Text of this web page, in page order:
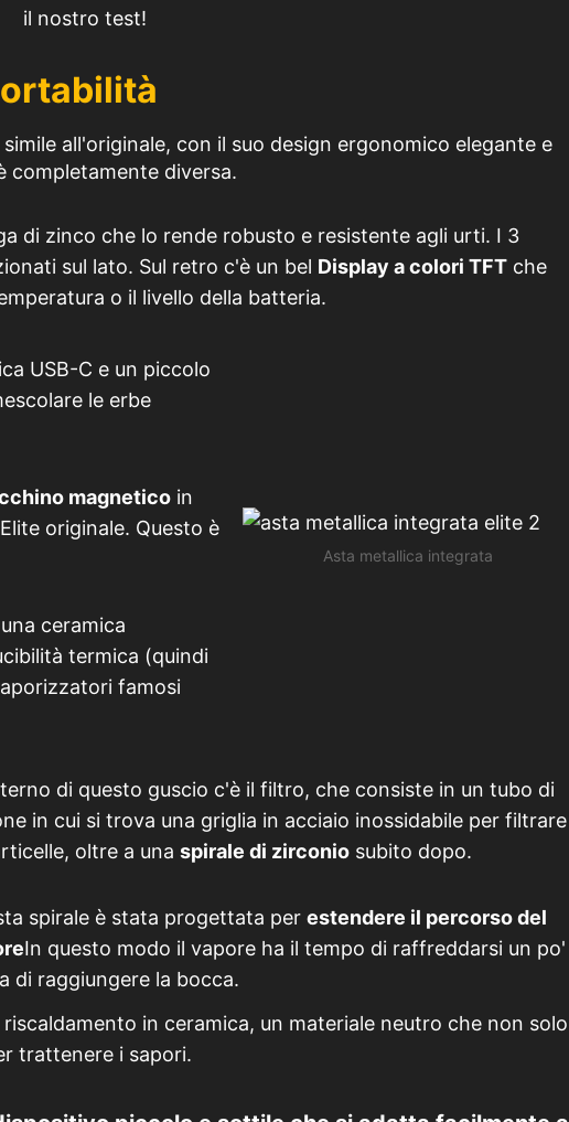
il nostro test!
all'originale, con il suo design ergonomico elegante e
completamente diversa.
di zinco che lo rende robusto e resistente agli urti. I 3
sul lato. Sul retro c'è un bel Display a colori TFT che
o il livello della batteria.
USB-C e un piccolo
le erbe
magnetico in
originale. Questo è
ceramica
termica (quindi
famosi
Asta metallica integrata
di questo guscio c'è il filtro, che consiste in un tubo di
in cui si trova una griglia in acciaio inossidabile per filtrare
oltre a una spirale di zirconiosubito dopo.
spirale è stata progettata per estendere il percorso del
In questo modo il vapore ha il tempo di raffreddarsi un po'
di raggiungere la bocca.
in ceramica, un materiale neutro che non solo
trattenere i sapori.